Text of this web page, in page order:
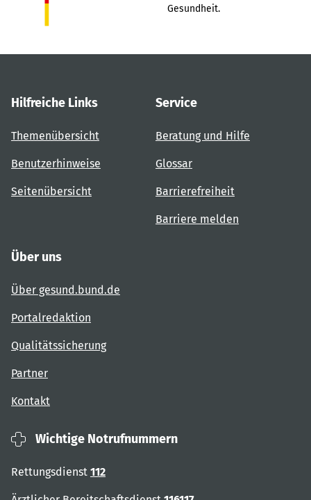
Gesundheit.
Hilfreiche Links
Themenübersicht
Benutzerhinweise
Seitenübersicht
Service
Beratung und Hilfe
Glossar
Barrierefreiheit
Barriere melden
Über uns
Über gesund.bund.de
Portalredaktion
Qualitätssicherung
Partner
Kontakt
Wichtige Notrufnummern
Rettungsdienst 112